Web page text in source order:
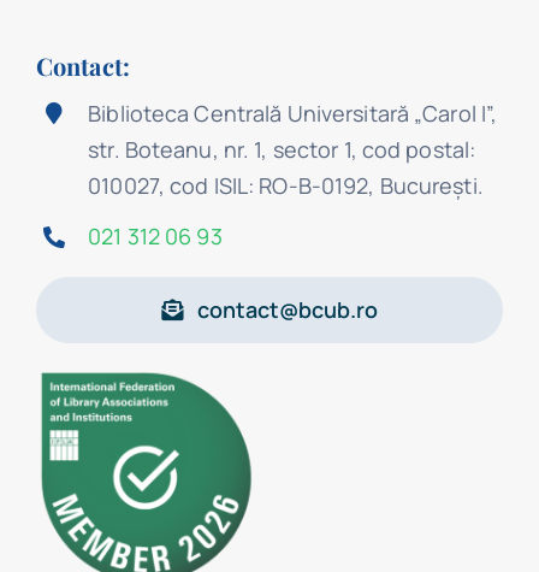
Contact:
Biblioteca Centrală Universitară „Carol I”,
str. Boteanu, nr. 1, sector 1, cod postal:
010027, cod ISIL: RO-B-0192, Bucureşti.
021 312 06 93
contact@bcub.ro